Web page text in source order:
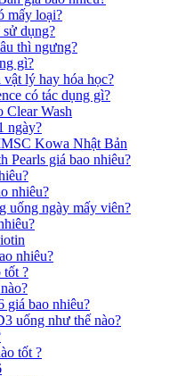
mấy loại?
dụng?
thì ngưng?
gì?
lý hay hóa học?
có tác dụng gì?
Clear Wash
ngày?
Kowa Nhật Bản
Pearls giá bao nhiêu?
nhiêu?
uống ngày mấy viên?
nhiêu?
tốt ?
giá bao nhiêu?
uống như thế nào?
tốt ?